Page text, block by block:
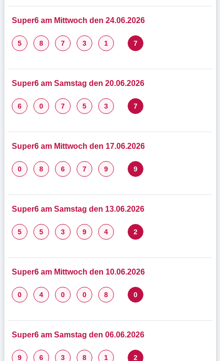
Super6 am Mittwoch den 24.06.2026
5 8 7 3 1 7
Super6 am Samstag den 20.06.2026
6 0 7 5 3 7
Super6 am Mittwoch den 17.06.2026
0 8 6 7 9 9
Super6 am Samstag den 13.06.2026
5 5 3 9 4 2
Super6 am Mittwoch den 10.06.2026
0 4 0 0 8 0
Super6 am Samstag den 06.06.2026
9 6 3 8 1 2